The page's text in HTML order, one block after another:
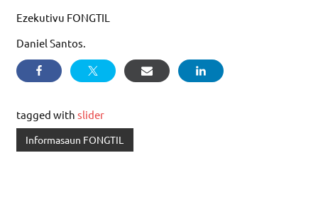
Ezekutivu FONGTIL
Daniel Santos.
tagged with slider
Informasaun FONGTIL